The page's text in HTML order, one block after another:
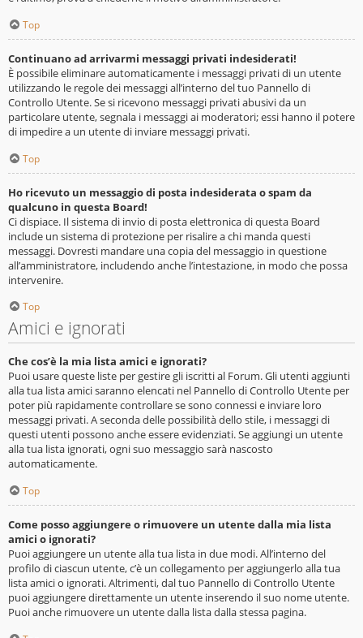
Top
Continuano ad arrivarmi messaggi privati indesiderati!
È possibile eliminare automaticamente i messaggi privati ​​di un utente
utilizzando le regole dei messaggi all’interno del tuo Pannello di
Controllo Utente. Se si ricevono messaggi privati ​​abusivi da un
particolare utente, segnala i messaggi ai moderatori; essi hanno il potere
di impedire a un utente di inviare messaggi privati​​.
Top
Ho ricevuto un messaggio di posta indesiderata o spam da
qualcuno in questa Board!
Ci dispiace. Il sistema di invio di posta elettronica di questa Board
include un sistema di protezione per risalire a chi manda questi
messaggi. Dovresti mandare una copia del messaggio in questione
all’amministratore, includendo anche l’intestazione, in modo che possa
intervenire.
Top
Amici e ignorati
Che cos’è la mia lista amici e ignorati?
Puoi usare queste liste per gestire gli iscritti al Forum. Gli utenti aggiunti
alla tua lista amici saranno elencati nel Pannello di Controllo Utente per
poter più rapidamente controllare se sono connessi e inviare loro
messaggi privati. A seconda delle possibilità dello stile, i messaggi di
questi utenti possono anche essere evidenziati. Se aggiungi un utente
alla tua lista ignorati, ogni suo messaggio sarà nascosto
automaticamente.
Top
Come posso aggiungere o rimuovere un utente dalla mia lista
amici o ignorati?
Puoi aggiungere un utente alla tua lista in due modi. All’interno del
profilo di ciascun utente, c’è un collegamento per aggiungerlo alla tua
lista amici o ignorati. Altrimenti, dal tuo Pannello di Controllo Utente
puoi aggiungere direttamente un utente inserendo il suo nome utente.
Puoi anche rimuovere un utente dalla lista dalla stessa pagina.